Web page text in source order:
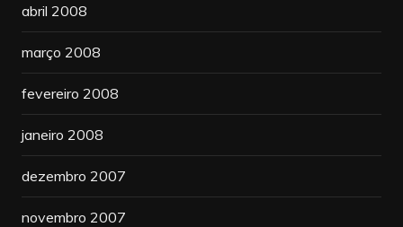
abril 2008
março 2008
fevereiro 2008
janeiro 2008
dezembro 2007
novembro 2007